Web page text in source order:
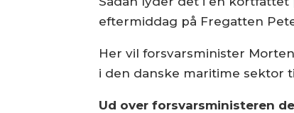
eftermiddag på Fregatten
Her vil forsvarsminister
i den danske maritime sektor
Ud over forsvarsministeren